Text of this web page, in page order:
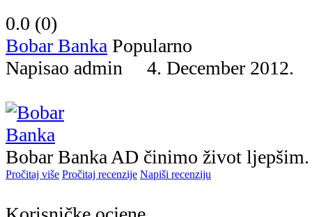
0.0 (0)
Bobar Banka Popularno
Napisao admin 4. December
Bobar Banka AD činimo život ljepšim.
Pročitaj više Pročitaj recenzije Napiši recenziju